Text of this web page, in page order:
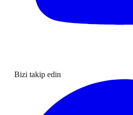
Bizi takip edin